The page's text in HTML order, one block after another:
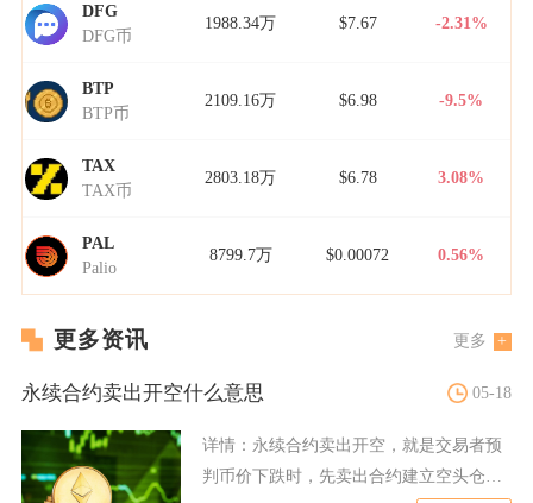
DFG
DFG币
1988.34万 $7.67 -2.31%
BTP
BTP币
2109.16万 $6.98 -9.5%
TAX
TAX币
2803.18万 $6.78 3.08%
PAL
Palio
8799.7万 $0.00072 0.56%
更多资讯 更多
永续合约卖出开空什么意思 05-18
详情： 永续合约卖出开空，就是交易者预
判币价下跌时，先卖出合约建立空头仓